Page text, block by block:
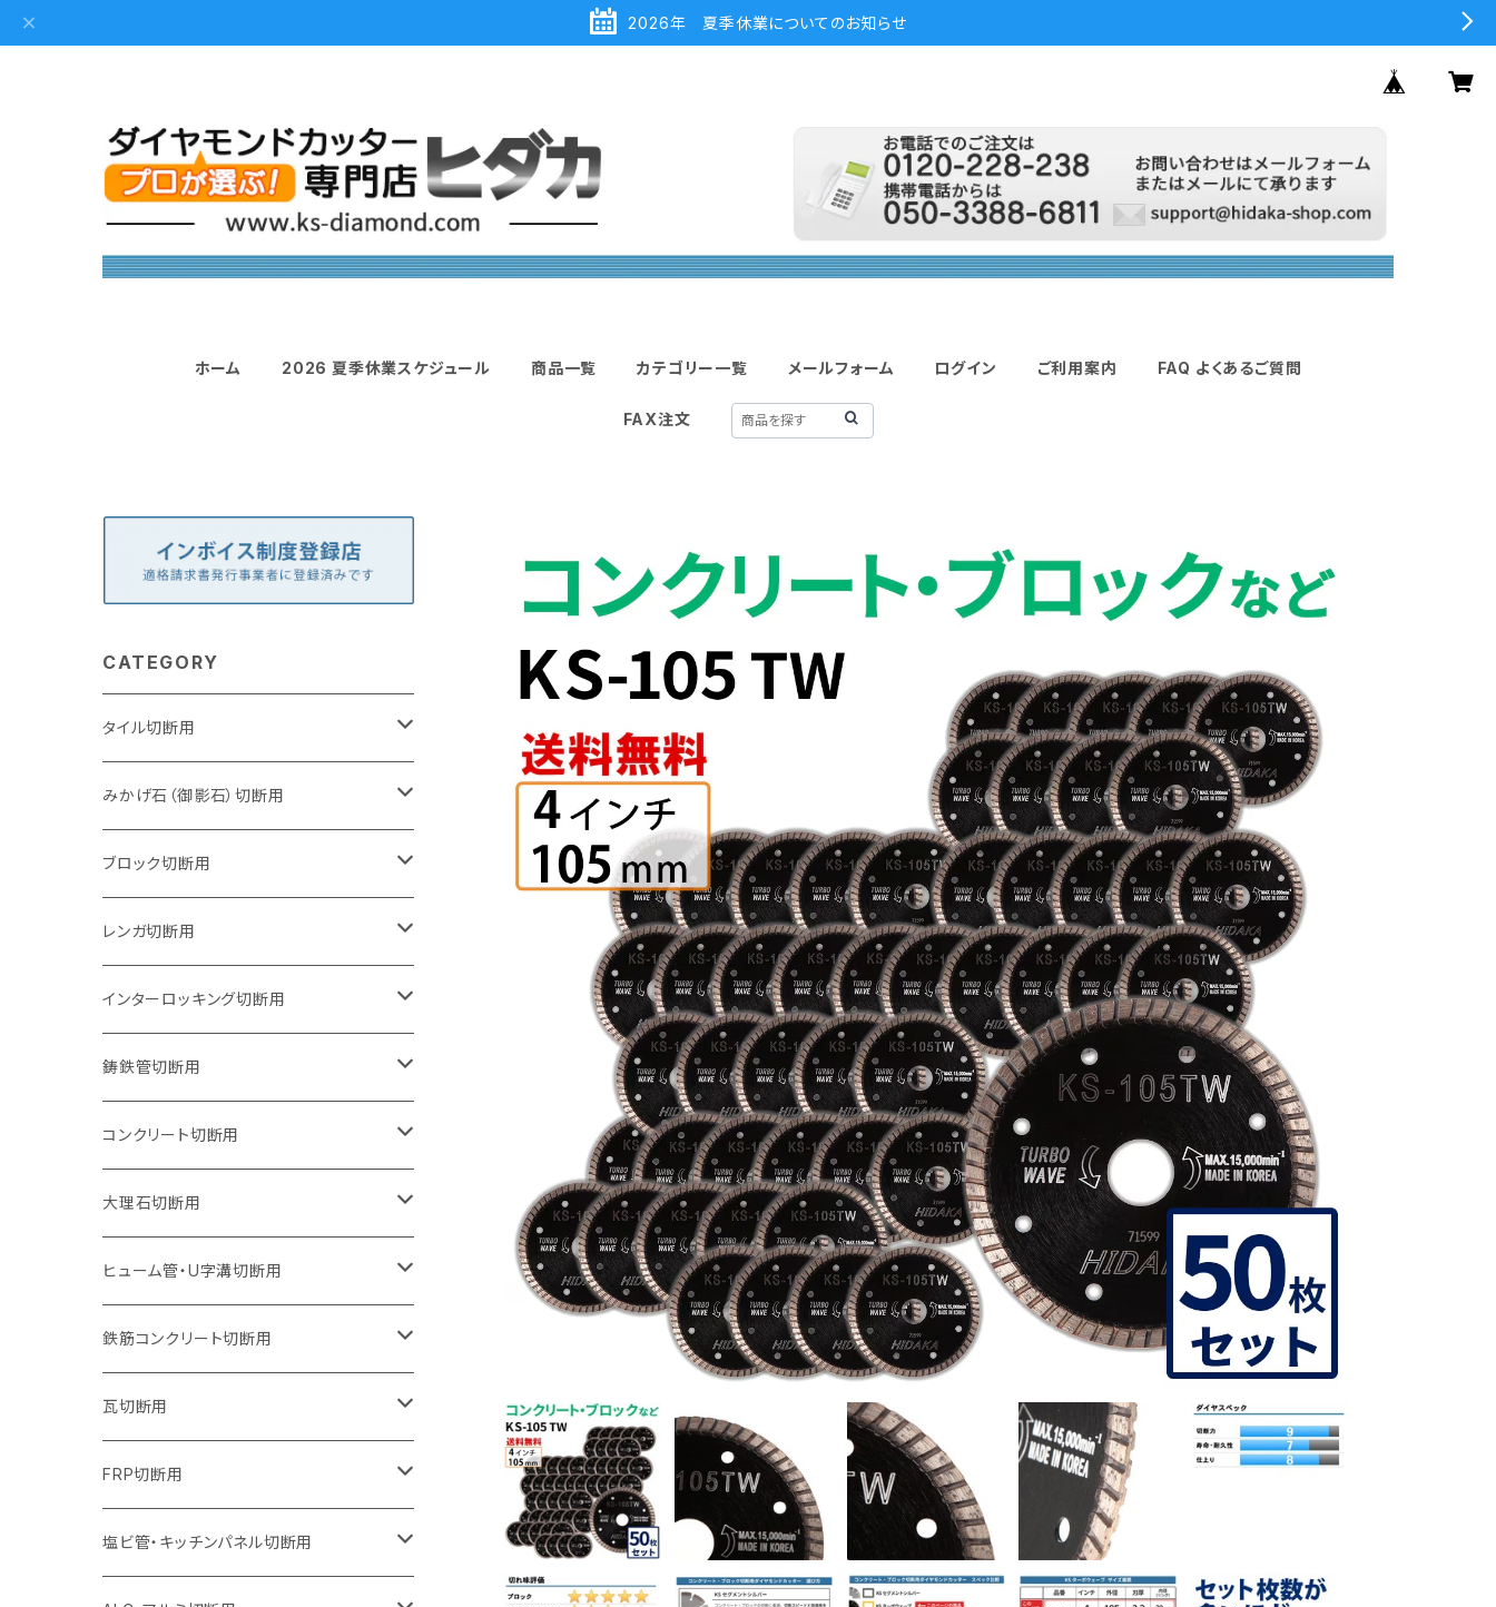
2026年 夏季休業についてのお知らせ
ホーム 2026 夏季休業スケジュール 商品一覧 カテゴリー一覧 メールフォーム ログイン ご利用案内 FAQ よくあるご質問
FAX注文
CATEGORY
タイル切断用
105mm（4インチ）
125mm（5インチ）
グラインダー取付用
石井超硬電動切断機 取付用
みかげ石（御影石）切断用
105mm（4インチ）
セグメントタイプ
セグメントタイプ（ビス穴付き
125mm（5インチ）
セグメントタイプ
セグメントタイプ（ビス穴付き
150mm（6インチ）
セグメントタイプ
180mm（7インチ）
セグメントタイプ
205mm（8インチ）
セグメントタイプ
230mm（9インチ）
セグメントタイプ
305mm（12インチ）
セグメント
セグメント（特殊凸凹加工チップ）
355mm（14インチ）
セグメント
セグメント（特殊凸凹加工チップ）
405mm（16インチ）
セグメントタイプ
ブロック切断用
105mm（4インチ）
セグメントタイプ
ウェーブタイプ
125mm（5インチ）
セグメントタイプ
ウェーブタイプ
150mm（6インチ）
セグメントタイプ
ウェーブタイプ
180mm（7インチ）
セグメントタイプ
ウェーブタイプ
205mm（8インチ）
セグメントタイプ
ウェーブタイプ
230mm（9インチ）
セグメントタイプ
ウェーブタイプ
255mm（10インチ）
セグメントタイプ
305mm（12インチ）
セグメント
セグメント（特殊凸凹加工チップ）
355mm（14インチ）
セグメント
セグメント（特殊凸凹加工チップ）
レンガ切断用
105mm（4インチ）
セグメントタイプ
ウェーブタイプ
125mm（5インチ）
セグメントタイプ
ウェーブタイプ
150mm（6インチ）
セグメントタイプ
ウェーブタイプ
180mm（7インチ）
セグメントタイプ
ウェーブタイプ
205mm（8インチ）
セグメントタイプ
ウェーブタイプ
230mm（9インチ）
セグメントタイプ
ウェーブタイプ
255mm（10インチ）
セグメントタイプ
305mm（12インチ）
セグメント
セグメント（特殊凸凹加工チップ）
355mm（14インチ）
インターロッキング切断用
105mm（4インチ）
セグメントタイプ
セグメントタイプ（ビス穴付き
125mm（5インチ）
セグメントタイプ
セグメントタイプ（ビス穴付き
150mm（6インチ）
セグメントタイプ
180mm（7インチ）
セグメントタイプ
205mm（8インチ）
セグメントタイプ
230mm（9インチ）
セグメントタイプ
255mm（10インチ）
セグメントタイプ（一般道路カッター用
305mm（12インチ）
鋳鉄管切断用
105mm（4インチ）
セグメントタイプ
セグメントタイプ（ビス穴付き
125mm（5インチ）
セグメントタイプ
セグメントタイプ（ビス穴付き
150mm（6インチ）
セグメントタイプ
180mm（7インチ）
セグメントタイプ
205mm（8インチ）
セグメントタイプ
230mm（9インチ）
セグメントタイプ
305mm（12インチ）
コンクリート切断用
105mm（4インチ）
セグメントタイプ
ウェーブタイプ
125mm（5インチ）
セグメントタイプ
ウェーブタイプ
150mm（6インチ）
セグメントタイプ
ウェーブタイプ
180mm（7インチ）
セグメントタイプ
ウェーブタイプ
205mm（8インチ）
セグメントタイプ
ウェーブタイプ
230mm（9インチ）
大理石切断用
125mm（5インチ）
ヒューム管・U字溝切断用
105mm（4インチ）
セグメントタイプ
125mm（5インチ）
セグメントタイプ
150mm（6インチ）
セグメントタイプ
180mm（7インチ）
鉄筋コンクリート切断用
305mm（12インチ）
セグメントタイプ
355mm（14インチ）
セグメントタイプ
405mm（16インチ）
瓦切断用
105mm（4インチ）
FRP切断用
125ｍｍ（5インチ）
塩ビ管・キッチンパネル切断用